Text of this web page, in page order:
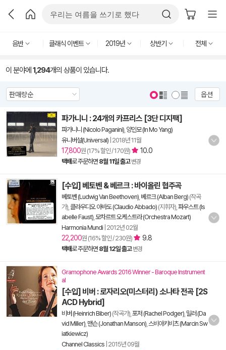
음반 클래식 이벤트 2019년 상반기 전체
이 분야에 1,294개의 상품이 있습니다.
옵션
파가니니 : 24개의 카프리스 [3단 디지팩]
파가니니 (Nicolo Paganini) 양인모 (In Mo Yang)
유니버설(Universal) 2018년 11월
17,800원 (17% 할인 / 170원) 10.0
택배로 주문하면 8월 11일 출고 변경
[수입] 베토벤 & 베르크 : 바이올린 협주곡
베토벤 (Ludwig Van Beethoven) 베르크 (Alban Berg) (작곡
가), 클라우디오 아바도 (Claudio Abbado) (지휘자), 파우스트 (Is
abelle Faust) 모차르트 오케스트라 (Orchestra Mozart)
Harmonia Mundi 2012년 02월
22,200원 (16% 할인 / 230원) 9.8
택배로 주문하면 8월 12일 출고 변경
Gramophone Awards 2016 Winner - Baroque Instrument
al
[수입] 비버 : 로자리오(미스터리) 소나타 전곡 [2S
ACD Hybrid]
비버 (Heinrich Biber) (작곡가), 포저 (Rachel Podger) 밀러 (Da
vid Miller) 맨슨 (Jonathan Manson) 스비아키비츠 (Marcin Sw
iatkiewicz)
Channel Classics 2015년 09월